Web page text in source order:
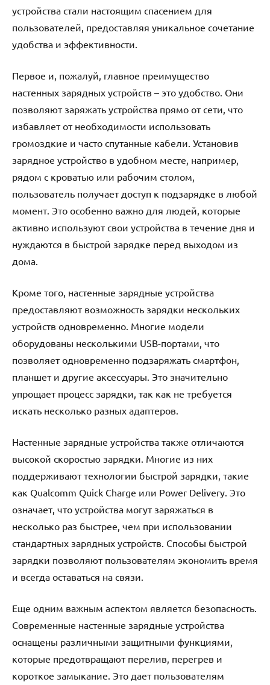
устройства стали настоящим спасением для
пользователей, предоставляя уникальное сочетание
удобства и эффективности.
Первое и, пожалуй, главное преимущество
настенных зарядных устройств – это удобство. Они
позволяют заряжать устройства прямо от сети, что
избавляет от необходимости использовать
громоздкие и часто спутанные кабели. Установив
зарядное устройство в удобном месте, например,
рядом с кроватью или рабочим столом,
пользователь получает доступ к подзарядке в любой
момент. Это особенно важно для людей, которые
активно используют свои устройства в течение дня и
нуждаются в быстрой зарядке перед выходом из
дома.
Кроме того, настенные зарядные устройства
предоставляют возможность зарядки нескольких
устройств одновременно. Многие модели
оборудованы несколькими USB-портами, что
позволяет одновременно подзаряжать смартфон,
планшет и другие аксессуары. Это значительно
упрощает процесс зарядки, так как не требуется
искать несколько разных адаптеров.
Настенные зарядные устройства также отличаются
высокой скоростью зарядки. Многие из них
поддерживают технологии быстрой зарядки, такие
как Qualcomm Quick Charge или Power Delivery. Это
означает, что устройства могут заряжаться в
несколько раз быстрее, чем при использовании
стандартных зарядных устройств. Способы быстрой
зарядки позволяют пользователям экономить время
и всегда оставаться на связи.
Еще одним важным аспектом является безопасность.
Современные настенные зарядные устройства
оснащены различными защитными функциями,
которые предотвращают перелив, перегрев и
короткое замыкание. Это дает пользователям